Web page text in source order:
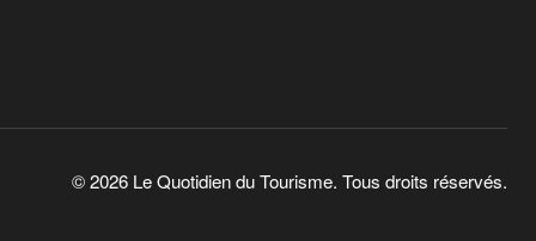
© 2026 Le Quotidien du Tourisme. Tous droits réservés.